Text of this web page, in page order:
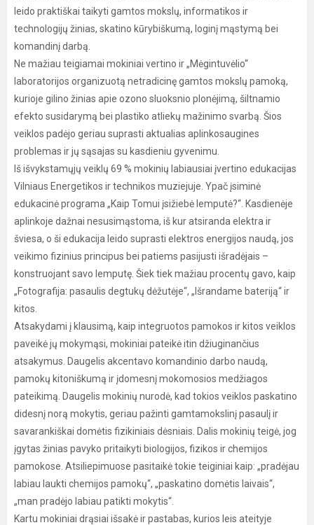
leido praktiškai taikyti gamtos mokslų, informatikos ir
technologijų žinias, skatino kūrybiškumą, loginį mąstymą bei
komandinį darbą.
Ne mažiau teigiamai mokiniai vertino ir „Mėgintuvėlio“
laboratorijos organizuotą netradicinę gamtos mokslų pamoką,
kurioje gilino žinias apie ozono sluoksnio plonėjimą, šiltnamio
efekto susidarymą bei plastiko atliekų mažinimo svarbą. Šios
veiklos padėjo geriau suprasti aktualias aplinkosaugines
problemas ir jų sąsajas su kasdieniu gyvenimu.
Iš išvykstamųjų veiklų 69 % mokinių labiausiai įvertino edukacijas
Vilniaus Energetikos ir technikos muziejuje. Ypač įsiminė
edukacinė programa „Kaip Tomui įsižiebė lemputė?“. Kasdienėje
aplinkoje dažnai nesusimąstoma, iš kur atsiranda elektra ir
šviesa, o ši edukacija leido suprasti elektros energijos naudą, jos
veikimo fizinius principus bei patiems pasijusti išradėjais –
konstruojant savo lemputę. Šiek tiek mažiau procentų gavo, kaip
„Fotografija: pasaulis degtukų dėžutėje“, „Išrandame bateriją“ ir
kitos.
Atsakydami į klausimą, kaip integruotos pamokos ir kitos veiklos
paveikė jų mokymąsi, mokiniai pateikė itin džiuginančius
atsakymus. Daugelis akcentavo komandinio darbo naudą,
pamokų kitoniškumą ir įdomesnį mokomosios medžiagos
pateikimą. Daugelis mokinių nurodė, kad tokios veiklos paskatino
didesnį norą mokytis, geriau pažinti gamtamokslinį pasaulį ir
savarankiškai domėtis fizikiniais dėsniais. Dalis mokinių teigė, jog
įgytas žinias pavyko pritaikyti biologijos, fizikos ir chemijos
pamokose. Atsiliepimuose pasitaikė tokie teiginiai kaip: „pradėjau
labiau laukti chemijos pamokų“, „paskatino domėtis laivais“,
„man pradėjo labiau patikti mokytis“.
Kartu mokiniai drąsiai išsakė ir pastabas, kurios leis ateityje